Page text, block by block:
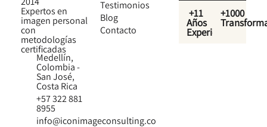
Expertos en
imagen personal
con
metodologías
certificadas
Medellín,
Colombia -
San José,
Costa Rica
+57 322 881
8955
info@iconimageconsulting.co
Testimonios
Blog
Contacto
+11
Años
Experiencia
+1000